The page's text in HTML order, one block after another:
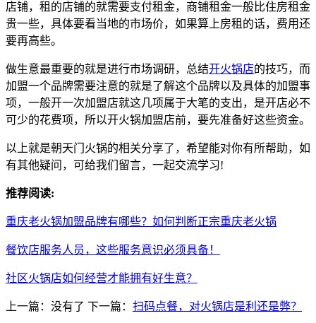
店铺，租的店铺的就需要支付租金，商铺租金一般比住房租金
贵一些，具体要看当地的市场价，如果算上房租的话，费用还
要再高些。
做生意最重要的就是进行市场调研，总结开火锅店的技巧，而
加盟一个品牌需要注意的就是了解这个品牌以及具体的加盟事
项，一般开一次加盟店就这几项属于大笔的支出，是开店必不
可少的花费项，所以开火锅加盟店前，要先准备好这些资金。
以上就是朝天门火锅的相关分享了，希望能对你有所帮助，如
有其他疑问，可给我们留言，一起交流学习!
推荐阅读:
重庆老火锅加盟品牌有哪些？如何判断正宗重庆老火锅
餐饮店服务人员，这些服务意识必须具备！
社区火锅店如何经营才能拥有好生意？
上一篇：没有了 下一篇： 扫码点餐，对火锅店是利还是弊？